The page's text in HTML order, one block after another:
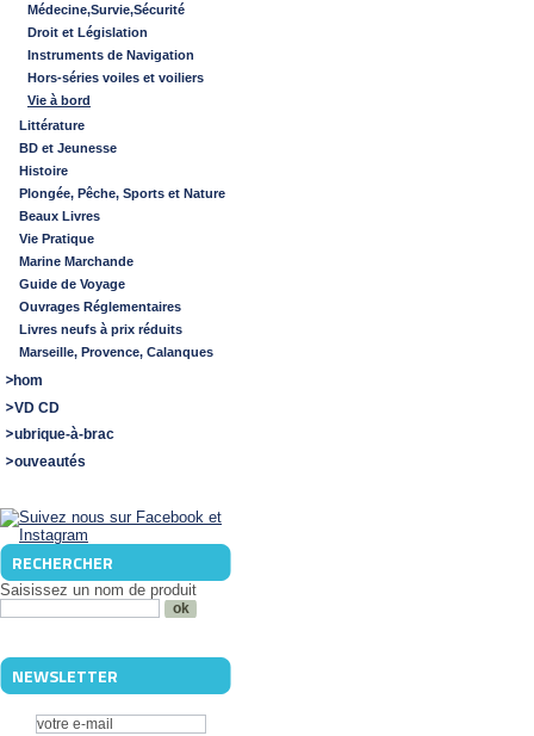
Médecine,Survie,Sécurité
Droit et Législation
Instruments de Navigation
Hors-séries voiles et voiliers
Vie à bord
Littérature
BD et Jeunesse
Histoire
Plongée, Pêche, Sports et Nature
Beaux Livres
Vie Pratique
Marine Marchande
Guide de Voyage
Ouvrages Réglementaires
Livres neufs à prix réduits
Marseille, Provence, Calanques
Shom
DVD CD
Rubrique-à-brac
Nouveautés
RECHERCHER
Saisissez un nom de produit
NEWSLETTER